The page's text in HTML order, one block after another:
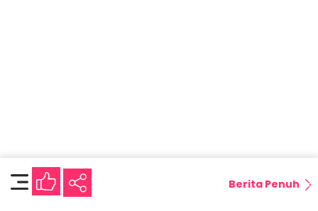
Berita Penuh